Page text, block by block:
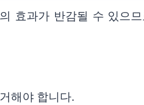
효과가 반감될 수 있으
해야 합니다.